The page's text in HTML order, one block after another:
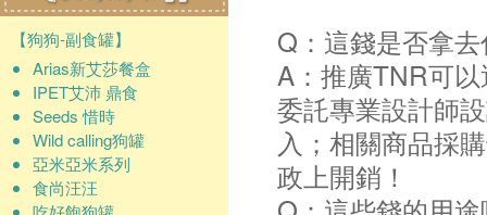
【狗狗-副食罐】
Arias新艾莎餐盒
IPET艾沛 鼎食
Seeds 惜時
Wild calling狗罐
亞米亞米系列
食尚汪汪
Q：這錢是否拿
A：推廣TNR可
委託專業設計師
入；相關商品採
政上開銷！